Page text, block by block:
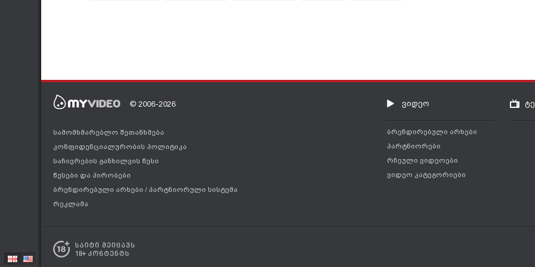
© 2006-2026
სამომხმარებლო შეთანხმება
კონფიდენციალურობის პოლიტიკა
საჩივრების განხილვის წესი
წესები და პირობები
ბრენდირებული არხები / პარტნიორული სისტემა
რეკლამა
ვიდეო
ბრენდირებული არხები
პარტნიორები
რჩეული ვიდეოები
ვიდეო კატეგორიები